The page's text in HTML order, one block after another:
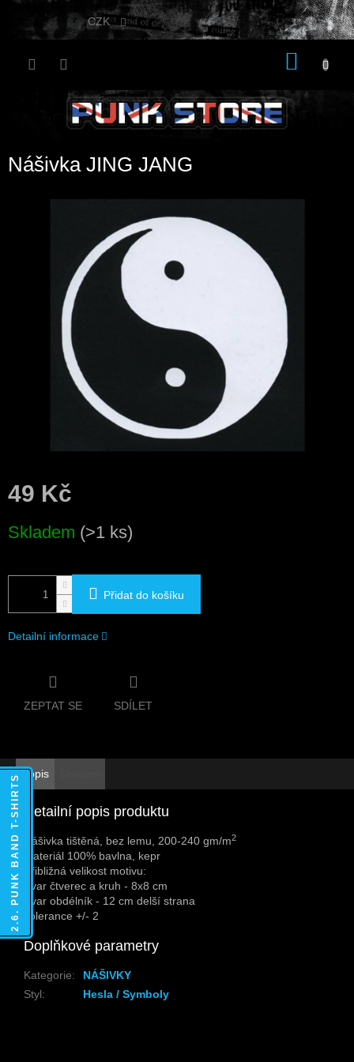
Přejít
CZK
Nášivka JING JANG
49 Kč
cena:
Skladem (>1 ks)
Přidat do košíku
Detailní informace
ZEPTAT SE SDÍLET
Popis
Detailní popis produktu
Nášivka tištěná, bez lemu, 200-240 gm/m2
Materiál 100% bavlna, kepr
Přibližná velikost motivu:
Tvar čtverec a kruh - 8x8 cm
Tvar obdélník - 12 cm delší strana
Tolerance +/- 2
Doplňkové parametry
Kategorie:
NÁŠIVKY
Styl: Hesla / Symboly
2.6. PUNK BAND T-SHIRTS